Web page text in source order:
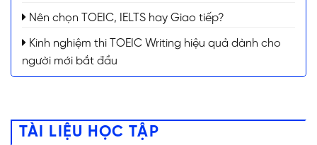
Nên chọn TOEIC, IELTS hay Giao tiếp?
Kinh nghiệm thi TOEIC Writing hiệu quả dành cho
người mới bắt đầu
TÀI LIỆU HỌC TẬP